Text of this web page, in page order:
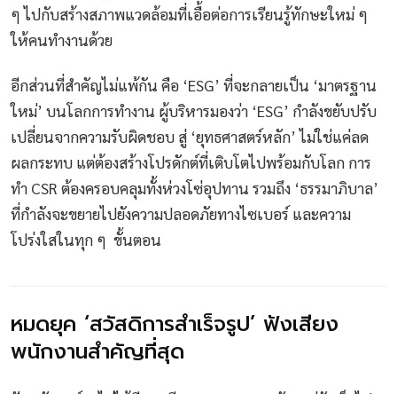
ๆ ไปกับสร้างสภาพแวดล้อมที่เอื้อต่อการเรียนรู้ทักษะใหม่ ๆ
ให้คนทำงานด้วย
อีกส่วนที่สำคัญไม่แพ้กัน คือ ‘ESG’ ที่จะกลายเป็น ‘มาตรฐาน
ใหม่’ บนโลกการทำงาน ผู้บริหารมองว่า ‘ESG’ กำลังขยับปรับ
เปลี่ยนจากความรับผิดชอบ สู่ ‘ยุทธศาสตร์หลัก’ ไม่ใช่แค่ลด
ผลกระทบ แต่ต้องสร้างโปรดักต์ที่เติบโตไปพร้อมกับโลก การ
ทำ CSR ต้องครอบคลุมทั้งห่วงโซ่อุปทาน รวมถึง ‘ธรรมาภิบาล’
ที่กำลังจะขยายไปยังความปลอดภัยทางไซเบอร์ และความ
โปร่งใสในทุก ๆ ขั้นตอน
หมดยุค ‘สวัสดิการสำเร็จรูป’ ฟังเสียง
พนักงานสำคัญที่สุด